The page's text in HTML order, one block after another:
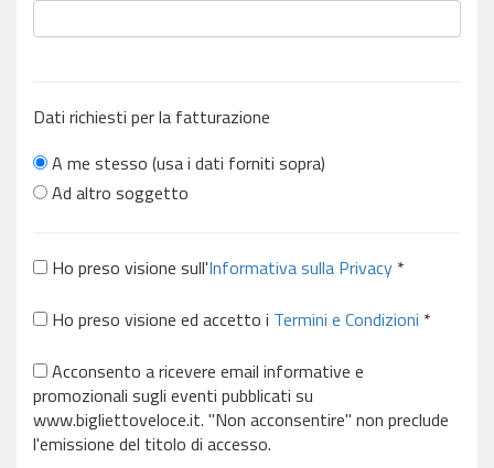
Dati richiesti per la fatturazione
A me stesso (usa i dati forniti sopra)
Ad altro soggetto
Ho preso visione sull'Informativa sulla Privacy *
Ho preso visione ed accetto i Termini e Condizioni *
Acconsento a ricevere email informative e
promozionali sugli eventi pubblicati su
www.bigliettoveloce.it. "Non acconsentire" non preclude
l'emissione del titolo di accesso.